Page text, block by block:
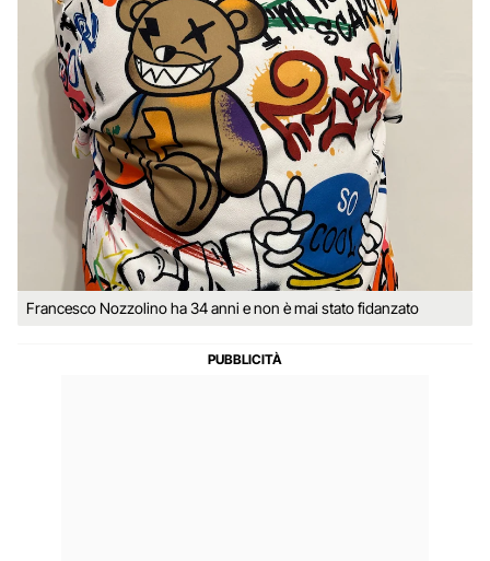
Francesco Nozzolino ha 34 anni e non è mai stato fidanzato